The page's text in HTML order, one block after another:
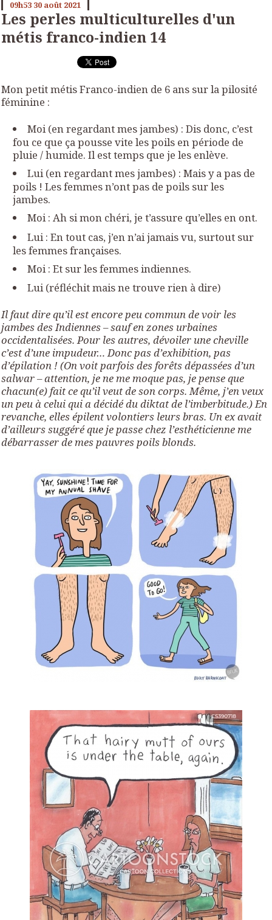
09h53 30 août 2021
Les perles multiculturelles d'un
métis franco-indien 14
Mon petit métis Franco-indien de 6 ans sur la pilosité
féminine :
Moi (en regardant mes jambes) : Dis donc, c’est
fou ce que ça pousse vite les poils en période de
pluie / humide. Il est temps que je les enlève.
Lui (en regardant mes jambes) : Mais y a pas de
poils ! Les femmes n’ont pas de poils sur les
jambes.
Moi : Ah si mon chéri, je t’assure qu’elles en ont.
Lui : En tout cas, j’en n’ai jamais vu, surtout sur
les femmes françaises.
Moi : Et sur les femmes indiennes.
Lui (réfléchit mais ne trouve rien à dire)
Il faut dire qu’il est encore peu commun de voir les
jambes des Indiennes – sauf en zones urbaines
occidentalisées. Pour les autres, dévoiler une cheville
c’est d’une impudeur… Donc pas d’exhibition, pas
d’épilation ! (On voit parfois des forêts dépassées d’un
salwar – attention, je ne me moque pas, je pense que
chacun(e) fait ce qu’il veut de son corps. Même, j’en veux
un peu à celui qui a décidé du diktat de l’imberbitude.) En
revanche, elles épilent volontiers leurs bras. Un ex avait
d’ailleurs suggéré que je passe chez l’esthéticienne me
débarrasser de mes pauvres poils blonds.